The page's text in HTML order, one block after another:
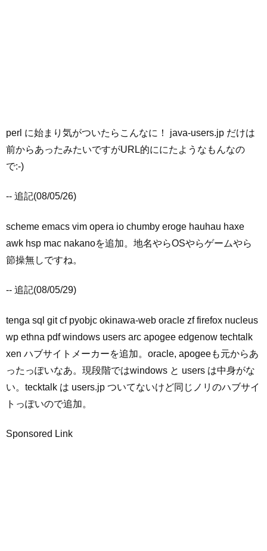
perl に始まり気がついたらこんなに！ java-users.jp だけは
前からあったみたいですがURL的ににたようなもんなの
で:-)
-- 追記(08/05/26)
scheme emacs vim opera io chumby eroge hauhau haxe
awk hsp mac nakanoを追加。地名やらOSやらゲームやら
節操無しですね。
-- 追記(08/05/29)
tenga sql git cf pyobjc okinawa-web oracle zf firefox nucleus
wp ethna pdf windows users arc apogee edgenow techtalk
xen ハブサイトメーカーを追加。oracle, apogeeも元からあ
ったっぽいなあ。現段階ではwindows と users は中身がな
い。tecktalk は users.jp ついてないけど同じノリのハブサイ
トっぽいので追加。
Sponsored Link